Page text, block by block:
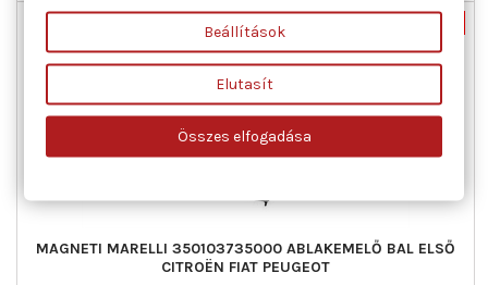
Akciós!
MAGNETI MARELLI 350103735000 ABLAKEMELŐ BAL ELSŐ
CITROËN FIAT PEUGEOT
Beállítások
Elutasít
Összes elfogadása